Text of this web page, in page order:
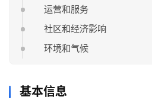
运营和服务
社区和经济影响
环境和气候
基本信息